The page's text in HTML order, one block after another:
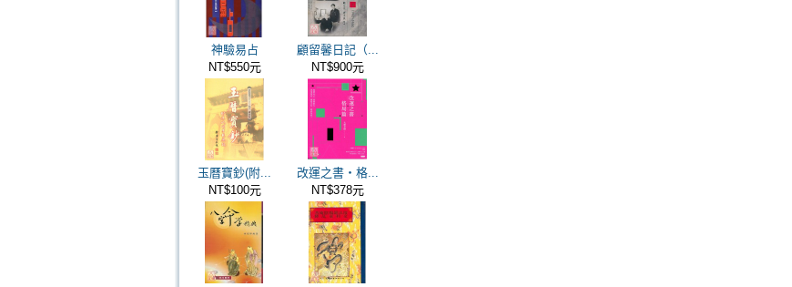
神驗易占
NT$550元
顧留馨日記（...
NT$900元
玉曆寶鈔(附...
NT$100元
改運之書‧格...
NT$378元